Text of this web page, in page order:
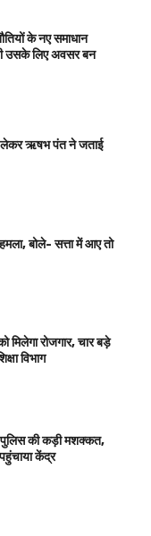
के नए समाधान
उसके लिए अवसर बन
लेकर ऋषभ पंत ने जताई
बोले- सत्ता में आए तो
मिलेगा रोजगार, चार बड़े
विभाग
की कड़ी मशक्कत,
पहुंचाया केंद्र